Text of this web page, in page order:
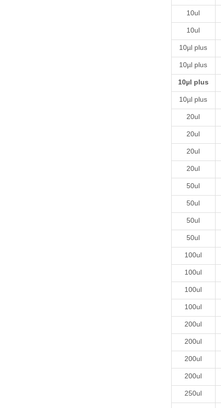
10ul
10ul
10µl plus
10µl plus
10µl plus
10µl plus
20ul
20ul
20ul
20ul
50ul
50ul
50ul
50ul
100ul
100ul
100ul
100ul
200ul
200ul
200ul
200ul
250ul